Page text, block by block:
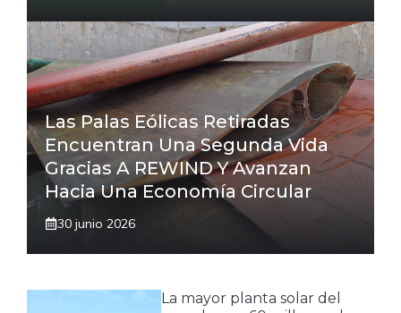
Las Palas Eólicas Retiradas
Encuentran Una Segunda Vida
Gracias A REWIND Y Avanzan
Hacia Una Economía Circular
30 junio 2026
La mayor planta solar del